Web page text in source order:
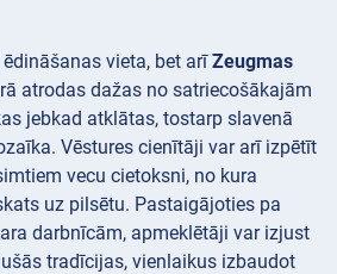
vieta, bet arīZeugmas
atrodas dažas no satriecošākajām
jebkad atklātas, tostarp slavenā
Vēstures cienītāji var arī izpētīt
vecu cietoksni, no kura
uz pilsētu. Pastaigājoties pa
darbnīcām, apmeklētāji var izjust
tradīcijas, vienlaikus izbaudot